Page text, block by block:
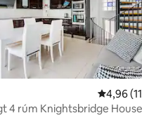
45 umsagnir 4,96 af 5
4,96
4 rúm Knightsbridge House